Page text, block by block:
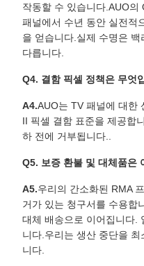
작동할 수 있습니다.AUO의
패널에서 수년 동안 실전적
을 얻습니다.실제 수명은
다릅니다.
Q4. 결함 픽셀 정책은 무엇
A4.AUO는 TV 패널에 대한
II 픽셀 결함 표준을 제공합
하 전에 거부됩니다..
Q5. 보증 환불 및 대체품은
A5.우리의 간소화된 RMA
거가 있는 청구서를 수용합
대체 배송으로 이어집니다.
니다.우리는 생산 중단을
니다.